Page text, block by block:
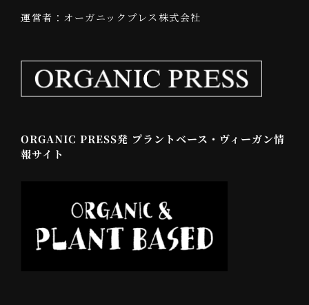
運営者：オーガニックプレス株式会社
ORGANIC PRESS発 プラントベース・ヴィーガン情
報サイト